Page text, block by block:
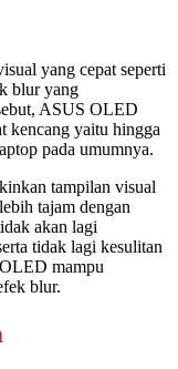
yang cepat seperti
blur yang
ASUS OLED
kencang yaitu hingga
pada umumnya.
tampilan visual
tajam dengan
akan lagi
tidak lagi kesulitan
mampu
blur.